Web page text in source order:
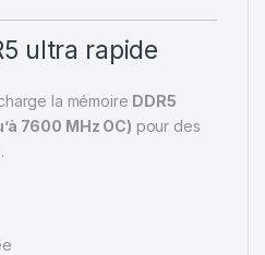
ultra rapide
la mémoire DDR5
7600 MHz OC) pour des